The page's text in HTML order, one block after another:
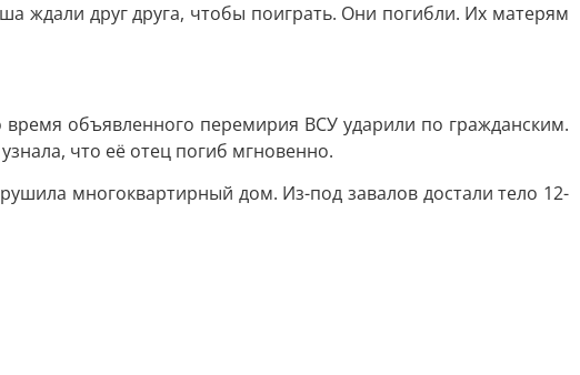
ждали друг друга, чтобы поиграть. Они погибли. Их матерям
объявленного перемирия ВСУ ударили по гражданским.
что её отец погиб мгновенно.
многоквартирный дом. Из-под завалов достали тело 12-